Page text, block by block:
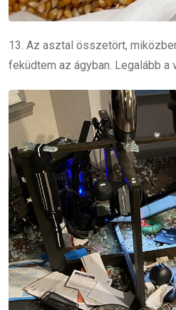
13. Az asztal összetört,
feküdtem az ágyban. Legalább a